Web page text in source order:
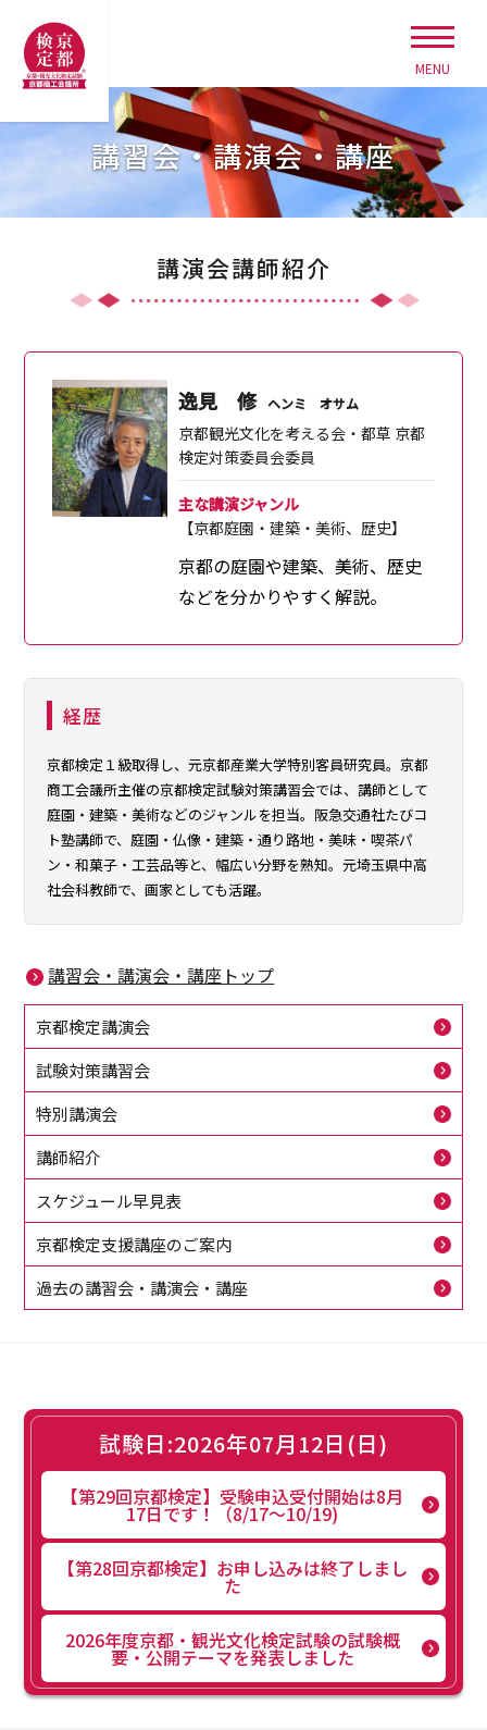
MENU
講習会・講演会・講座
講演会講師紹介
逸見 修 ヘンミ オサム
京都観光文化を考える会・都草 京都
検定対策委員会委員
主な講演ジャンル
【京都庭園・建築・美術、歴史】
京都の庭園や建築、美術、歴史
などを分かりやすく解説。
経歴
京都検定１級取得し、元京都産業大学特別客員研究員。京都
商工会議所主催の京都検定試験対策講習会では、講師として
庭園・建築・美術などのジャンルを担当。阪急交通社たびコ
ト塾講師で、庭園・仏像・建築・通り路地・美味・喫茶パ
ン・和菓子・工芸品等と、幅広い分野を熟知。元埼玉県中高
社会科教師で、画家としても活躍。
講習会・講演会・講座トップ
京都検定講演会
試験対策講習会
特別講演会
講師紹介
スケジュール早見表
京都検定支援講座のご案内
過去の講習会・講演会・講座
試験日:2026年07月12日(日)
【第29回京都検定】受験申込受付開始は8月
17日です！（8/17～10/19)
【第28回京都検定】お申し込みは終了しまし
た
2026年度京都・観光文化検定試験の試験概
要・公開テーマを発表しました